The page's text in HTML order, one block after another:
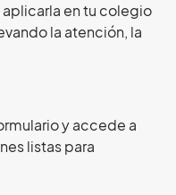
en tu colegio
la atención, la
y accede a
listas para